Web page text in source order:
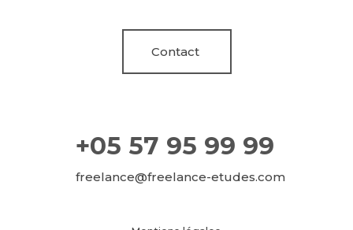
Contact
+05 57 95 99 99
freelance@freelance-etudes.com